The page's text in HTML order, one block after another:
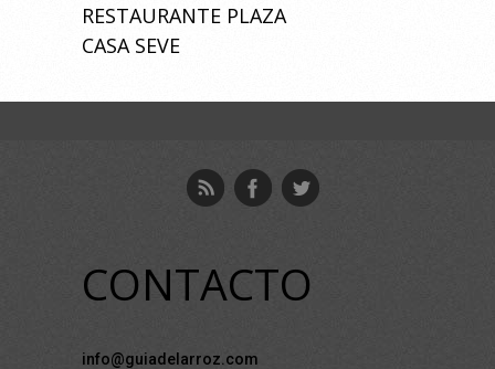
RESTAURANTE PLAZA
CASA SEVE
CONTACTO
info@guiadelarroz.com